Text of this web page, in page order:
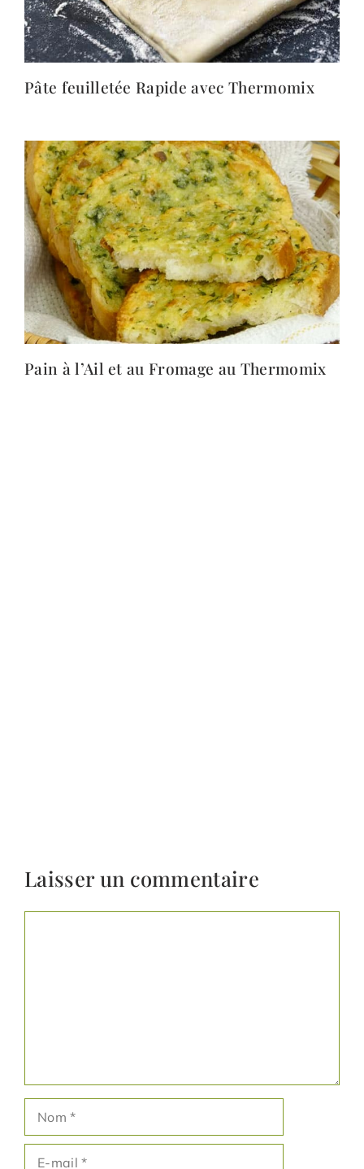
Pâte feuilletée Rapide avec Thermomix
Pain à l’Ail et au Fromage au Thermomix
Laisser un commentaire